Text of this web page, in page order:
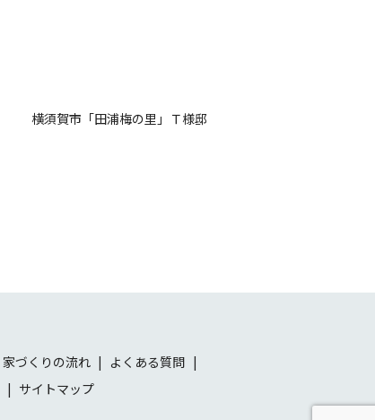
横須賀市「田浦梅の里」Ｔ様邸
家づくりの流れ
よくある質問
サイトマップ